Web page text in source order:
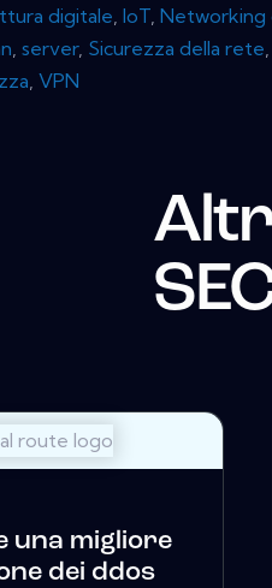
digitale,IoT,Networking
,server, Sicurezza della rete,
,VPN
una migliore
dei ddos